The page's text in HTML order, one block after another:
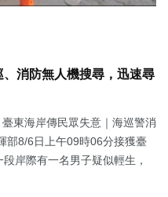
消防無人機搜尋，迅速尋
東海岸傳民眾失意｜海巡警消
部8/6日上午09時06分接獲臺
岸際有一名男子疑似輕生，